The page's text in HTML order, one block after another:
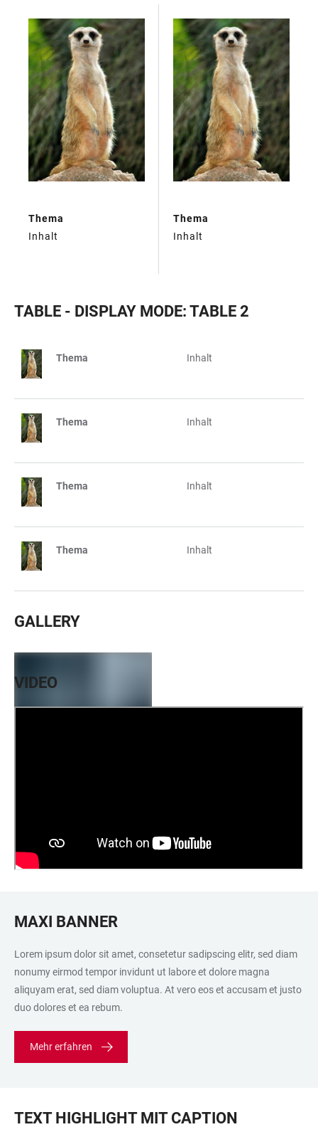
Thema
Inhalt
Thema
Inhalt
TABLE - DISPLAY MODE: TABLE 2
TABELLE
Thema Inhalt
Thema Inhalt
Thema Inhalt
Thema Inhalt
GALLERY
VIDEO
MAXI BANNER
Lorem ipsum dolor sit amet, consetetur sadipscing elitr, sed diam
nonumy eirmod tempor invidunt ut labore et dolore magna
aliquyam erat, sed diam voluptua. At vero eos et accusam et justo
duo dolores et ea rebum.
Mehr erfahren
TEXT HIGHLIGHT MIT CAPTION